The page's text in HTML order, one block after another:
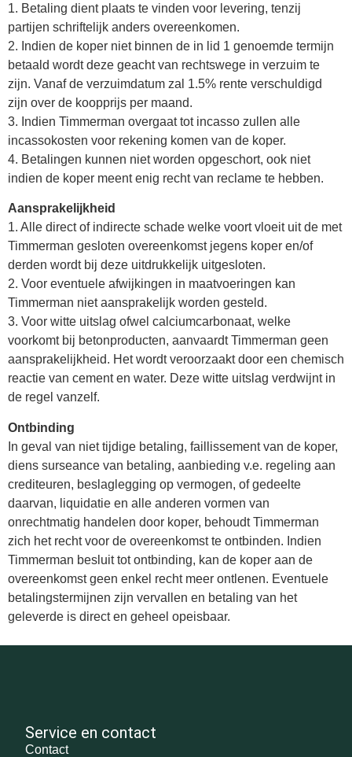
1. Betaling dient plaats te vinden voor levering, tenzij
partijen schriftelijk anders overeenkomen.
2. Indien de koper niet binnen de in lid 1 genoemde termijn
betaald wordt deze geacht van rechtswege in verzuim te
zijn. Vanaf de verzuimdatum zal 1.5% rente verschuldigd
zijn over de koopprijs per maand.
3. Indien Timmerman overgaat tot incasso zullen alle
incassokosten voor rekening komen van de koper.
4. Betalingen kunnen niet worden opgeschort, ook niet
indien de koper meent enig recht van reclame te hebben.
Aansprakelijkheid
1. Alle direct of indirecte schade welke voort vloeit uit de met
Timmerman gesloten overeenkomst jegens koper en/of
derden wordt bij deze uitdrukkelijk uitgesloten.
2. Voor eventuele afwijkingen in maatvoeringen kan
Timmerman niet aansprakelijk worden gesteld.
3. Voor witte uitslag ofwel calciumcarbonaat, welke
voorkomt bij betonproducten, aanvaardt Timmerman geen
aansprakelijkheid. Het wordt veroorzaakt door een chemisch
reactie van cement en water. Deze witte uitslag verdwijnt in
de regel vanzelf.
Ontbinding
In geval van niet tijdige betaling, faillissement van de koper,
diens surseance van betaling, aanbieding v.e. regeling aan
crediteuren, beslaglegging op vermogen, of gedeelte
daarvan, liquidatie en alle anderen vormen van
onrechtmatig handelen door koper, behoudt Timmerman
zich het recht voor de overeenkomst te ontbinden. Indien
Timmerman besluit tot ontbinding, kan de koper aan de
overeenkomst geen enkel recht meer ontlenen. Eventuele
betalingstermijnen zijn vervallen en betaling van het
geleverde is direct en geheel opeisbaar.
Service en contact
Contact